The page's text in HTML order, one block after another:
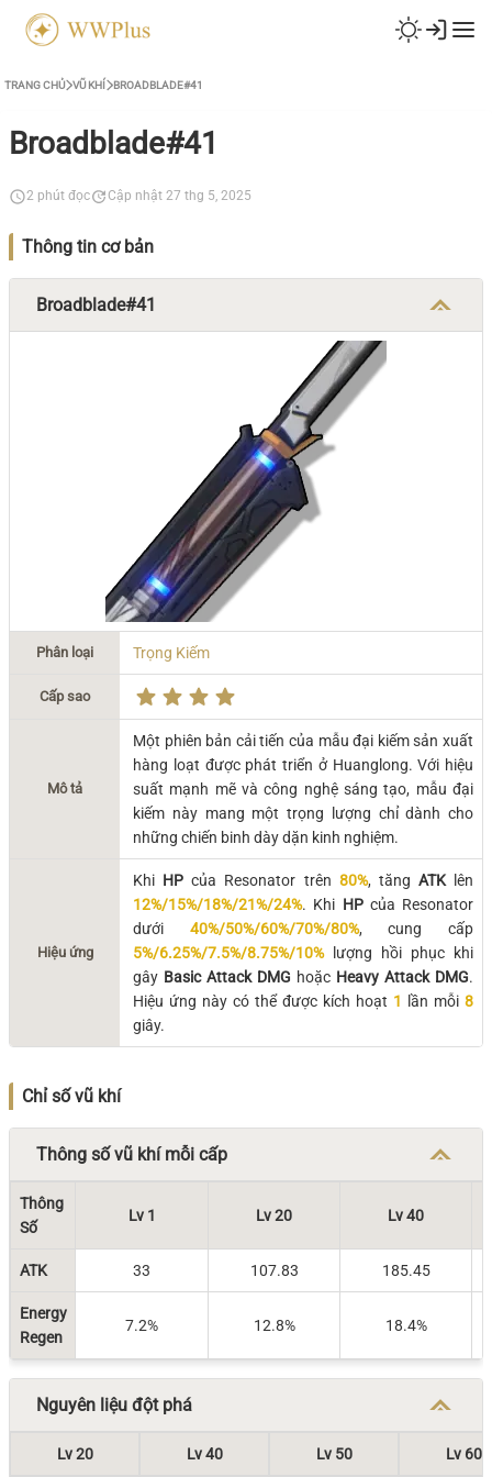
TRANG CHỦ VŨ KHÍ BROADBLADE#41
Broadblade#41
2 phút đọc Cập nhật 27 thg 5, 2025
Thông tin cơ bản
Broadblade#41
Phân loại Trọng Kiếm
Cấp sao
Mô tả
Một phiên bản cải tiến của mẫu đại kiếm sản xuất
hàng loạt được phát triển ở Huanglong. Với hiệu
suất mạnh mẽ và công nghệ sáng tạo, mẫu đại
kiếm này mang một trọng lượng chỉ dành cho
những chiến binh dày dặn kinh nghiệm.
Hiệu ứng
Khi HP của Resonator trên 80%, tăng ATKlên
12%/15%/18%/21%/24%. Khi HPcủa Resonator
dưới 40%/50%/60%/70%/80%, cung cấp
5%/6.25%/7.5%/8.75%/10%lượng hồi phục khi
gây Basic Attack DMG hoặc Heavy Attack DMG.
Hiệu ứng này có thể được kích hoạt 1 lần mỗi 8
giây.
Chỉ số vũ khí
Thông số vũ khí mỗi cấp
Thông
Số
Lv 1 Lv 20 Lv 40
ATK 33 107.83 185.45
Energy
Regen
7.2% 12.8% 18.4%
Nguyên liệu đột phá
Lv 20 Lv 40 Lv 50 Lv 60